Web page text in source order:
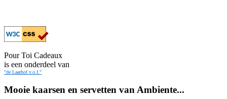
Pour Toi Cadeaux
is een onderdeel van
"de Laarhof v.o.f."
Mooie kaarsen en servetten van Ambiente...